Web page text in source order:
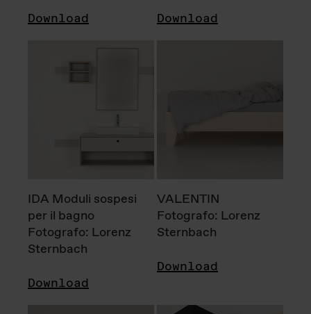
Download Download
IDA Moduli sospesi
per il bagno
Fotografo: Lorenz
Sternbach
Download
VALENTIN
Fotografo: Lorenz
Sternbach
Download